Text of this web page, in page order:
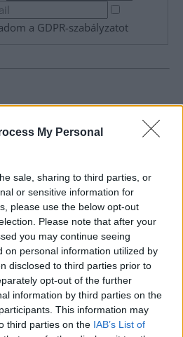
My Personal
sale, sharing to third parties, or
or sensitive information for
please use the below opt-out
Please note that after your
you may continue seeing
on personal information utilized by
disclosed to third parties prior to
opt-out of the further
information by third parties on the
This information may
third parties on the IAB’s List of
a GDPR-szabályzatot
a főszerep Jászberényben
a strandos kedvezményt, ezen
– nem mindenki örül ennek
kormányzati vizsgálatot
is óriási többlettel zárt a